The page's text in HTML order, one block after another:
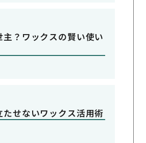
主？ワックスの賢い使い
たせないワックス活用術